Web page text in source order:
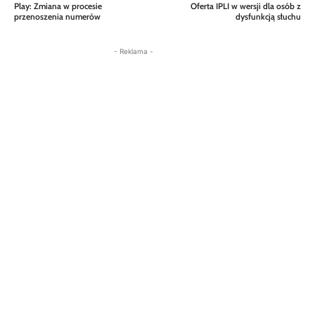
Play: Zmiana w procesie
przenoszenia numerów
Oferta IPLI w wersji dla osób z
dysfunkcją słuchu
- Reklama -